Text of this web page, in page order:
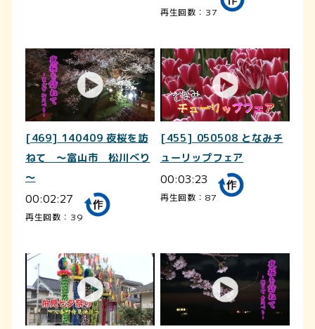
再生回数：37
[469] 140409 夜桜を訪
ねて ～富山市 松川べり
～
00:02:27
再生回数：39
[455] 050508 となみチ
ューリップフェア
00:03:23
再生回数：87